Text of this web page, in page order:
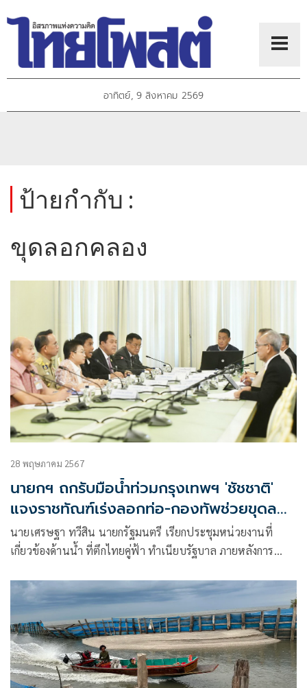
อาทิตย์, 9 สิงหาคม 2569
ป้ายกำกับ :
ขุดลอกคลอง
28 พฤษภาคม 2567
นายกฯ ถกรับมือน้ำท่วมกรุงเทพฯ 'ชัชชาติ'
แจงราชทัณฑ์เร่งลอกท่อ-กองทัพช่วยขุดลอก
คลอง
นายเศรษฐา ทวีสิน นายกรัฐมนตรี เรียกประชุมหน่วยงานที่
เกี่ยวข้องด้านน้ำ ที่ตึกไทยคู่ฟ้า ทำเนียบรัฐบาล ภายหลังการ
มหาดไทย กลาโหม ยุติธรรม โดยกรมราชทัณฑ์ กรุงเทพฯ และ
หน่วยงานที่เกี่ยวข้อง เ